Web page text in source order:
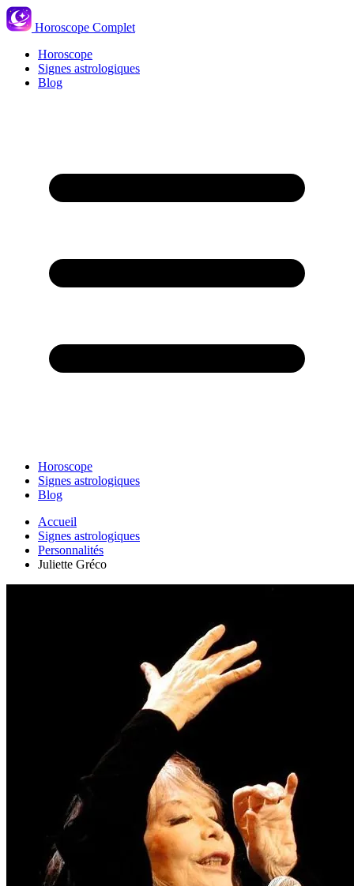
Horoscope Complet
Horoscope
Signes astrologiques
Blog
Horoscope
Signes astrologiques
Blog
Accueil
Signes astrologiques
Personnalités
Juliette Gréco